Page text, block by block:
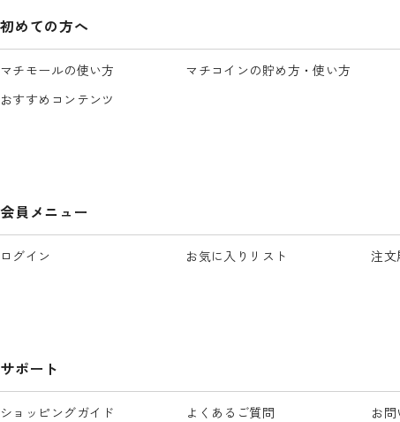
初めての方へ
マチモールの使い方
マチコインの貯め方・使い方
おすすめコンテンツ
会員メニュー
ログイン お気に入りリスト 注文
サポート
ショッピングガイド よくあるご質問 お